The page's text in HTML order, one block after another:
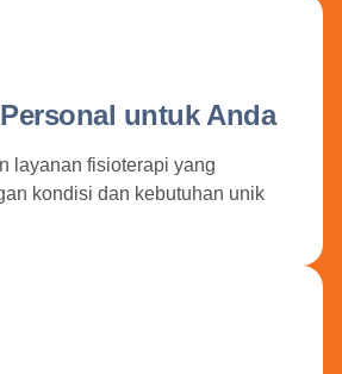
untuk Anda
layanan fisioterapi yang
kondisi dan kebutuhan unik